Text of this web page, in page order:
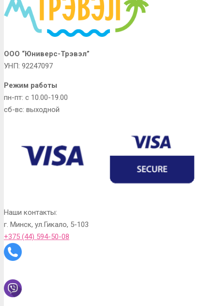
ООО “Юниверс-Трэвэл”
УНП: 92247097
Режим работы
пн-пт: с 10.00-19.00
сб-вс: выходной
Наши контакты:
г. Минск, ул.Гикало, 5-103
+375 (44) 594-50-08